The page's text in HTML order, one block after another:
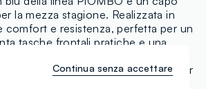
la mezza stagione. Realizzata in
e resistenza, perfetta per un
tasche frontali pratiche e una
la silhouette. La chiusura a zip
e stile, rendendola un must-have per
Continua senza accettare